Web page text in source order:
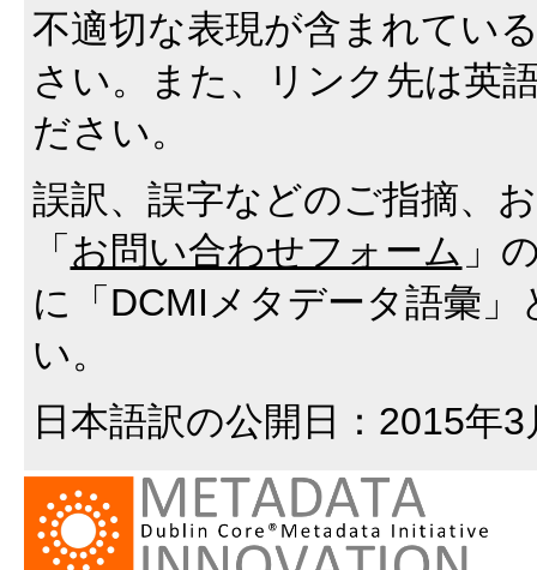
不適切な表現が含まれてい
さい。また、リンク先は英
ださい。
誤訳、誤字などのご指摘、
「お問い合わせフォーム 」
に「DCMIメタデータ語彙
い。
日本語訳の公開日：2015年3